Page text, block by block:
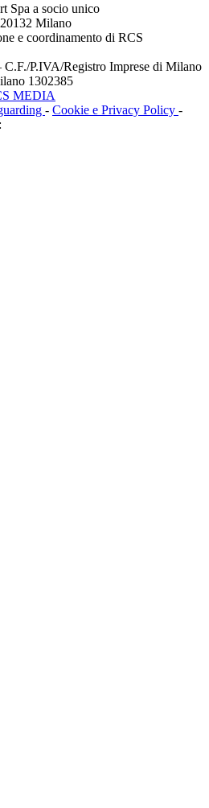
Spa a socio unico
Milano
e coordinamento di RCS
C.F./P.IVA/Registro Imprese di Milano
1302385
MEDIA
- Cookie e Privacy Policy -